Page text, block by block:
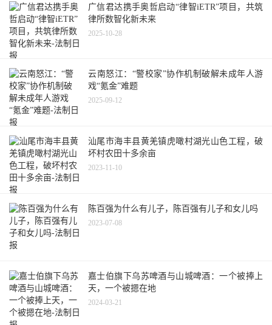
广信君达携手奥哲启动“律智iETR”项目，共筑
律所数智化新未来
2025-10-28
云南怒江：“警校家”协作机制破解未成年人游
戏“氪金”难题
2025-09-12
汕尾市海丰县黄羌镇虎噉村湖光山色工程，破
坏村农田十多余亩
2023-11-10
陈百强为什么有儿子，陈百强有儿子和女儿吗
2023-07-08
嘉士伯旗下乌苏啤酒与山城啤酒：一个被捧上
天，一个被摁在地
2024-03-21